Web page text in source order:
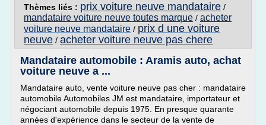
Thèmes liés : prix voiture neuve mandataire /
mandataire voiture neuve toutes marque / acheter
voiture neuve mandataire / prix d une voiture
neuve / acheter voiture neuve pas chere
Mandataire automobile : Aramis auto, achat
voiture neuve a ...
Mandataire auto, vente voiture neuve pas cher : mandataire
automobile Automobiles JM est mandataire, importateur et
négociant automobile depuis 1975. En presque quarante
années d'expérience dans le secteur de la vente de